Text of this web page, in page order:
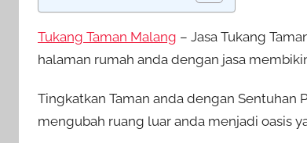
Tukang Taman Malang – Jasa Tukang
halaman rumah anda dengan jasa
Tingkatkan Taman anda dengan
mengubah ruang luar anda menjadi oasis